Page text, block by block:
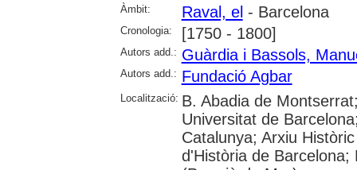
Àmbit: Raval, el - Barcelona
Cronologia: [1750 - 1800]
Autors add.: Guàrdia i Bassols,
Autors add.: Fundació Agbar
Localització: B. Abadia de
Universitat de
Catalunya; Arxiu
d'Història de